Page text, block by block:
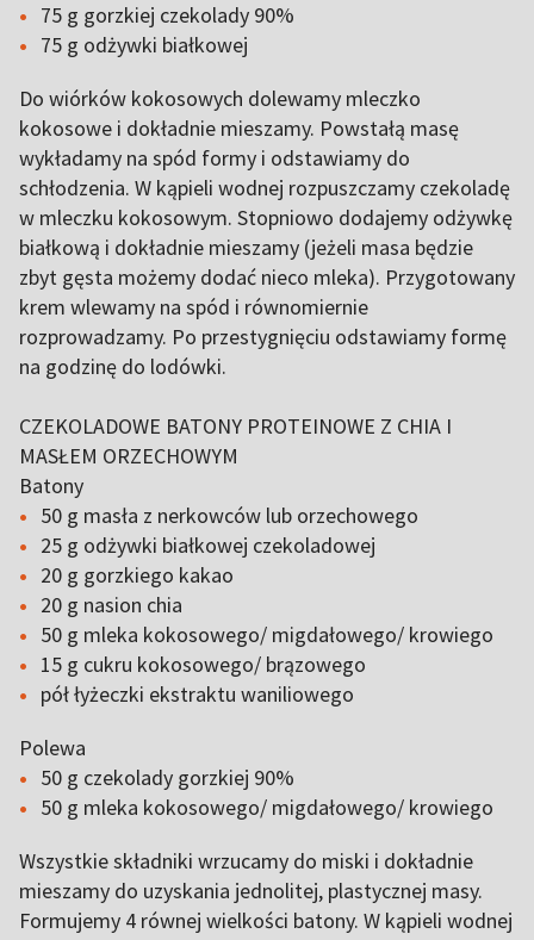
75 g gorzkiej czekolady 90%
75 g odżywki białkowej
Do wiórków kokosowych dolewamy mleczko
kokosowe i dokładnie mieszamy. Powstałą masę
wykładamy na spód formy i odstawiamy do
schłodzenia. W kąpieli wodnej rozpuszczamy czekoladę
w mleczku kokosowym. Stopniowo dodajemy odżywkę
białkową i dokładnie mieszamy (jeżeli masa będzie
zbyt gęsta możemy dodać nieco mleka). Przygotowany
krem wlewamy na spód i równomiernie
rozprowadzamy. Po przestygnięciu odstawiamy formę
na godzinę do lodówki.
CZEKOLADOWE BATONY PROTEINOWE Z CHIA I
MASŁEM ORZECHOWYM
Batony
50 g masła z nerkowców lub orzechowego
25 g odżywki białkowej czekoladowej
20 g gorzkiego kakao
20 g nasion chia
50 g mleka kokosowego/ migdałowego/ krowiego
15 g cukru kokosowego/ brązowego
pół łyżeczki ekstraktu waniliowego
Polewa
50 g czekolady gorzkiej 90%
50 g mleka kokosowego/ migdałowego/ krowiego
Wszystkie składniki wrzucamy do miski i dokładnie
mieszamy do uzyskania jednolitej, plastycznej masy.
Formujemy 4 równej wielkości batony. W kąpieli wodnej